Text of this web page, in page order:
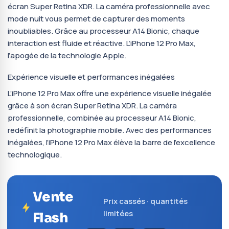
écran Super Retina XDR. La caméra professionnelle avec
mode nuit vous permet de capturer des moments
inoubliables. Grâce au processeur A14 Bionic, chaque
interaction est fluide et réactive. L’iPhone 12 Pro Max,
l’apogée de la technologie Apple.
Expérience visuelle et performances inégalées
L’iPhone 12 Pro Max offre une expérience visuelle inégalée
grâce à son écran Super Retina XDR. La caméra
professionnelle, combinée au processeur A14 Bionic,
redéfinit la photographie mobile. Avec des performances
inégalées, l’iPhone 12 Pro Max élève la barre de l’excellence
technologique.
Vente
Flash
Prix cassés · quantités
limitées